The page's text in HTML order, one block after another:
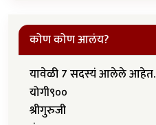
कोण कोण आलंय?
यावेळी 7 सदस्यं आलेले आहेत.
योगी९००
श्रीगुरुजी